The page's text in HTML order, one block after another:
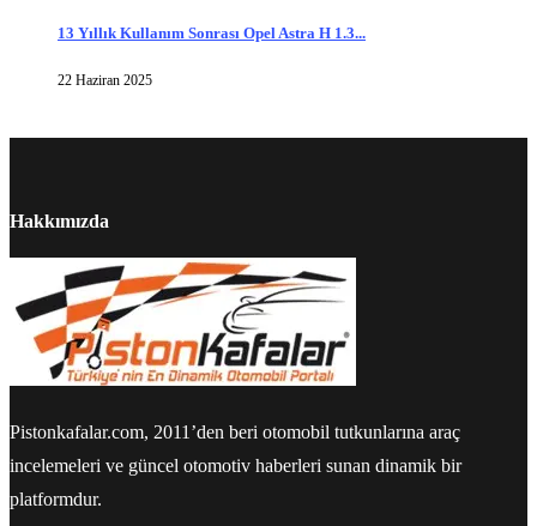
13 Yıllık Kullanım Sonrası Opel Astra H 1.3...
22 Haziran 2025
Hakkımızda
Pistonkafalar.com, 2011’den beri otomobil tutkunlarına araç
incelemeleri ve güncel otomotiv haberleri sunan dinamik bir
platformdur.